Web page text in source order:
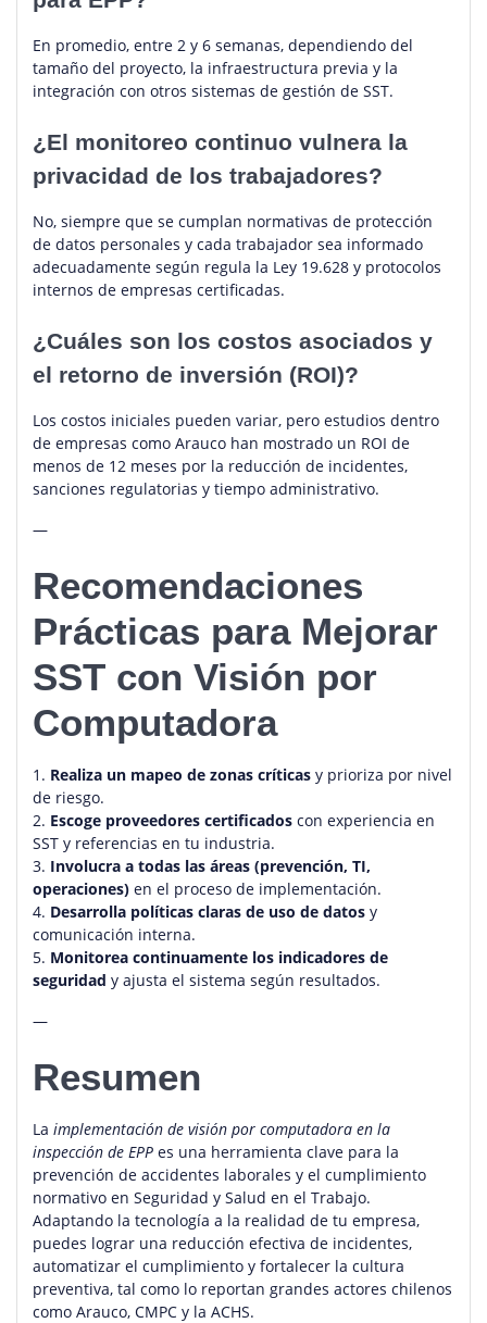
En promedio, entre 2 y 6 semanas, dependiendo del
tamaño del proyecto, la infraestructura previa y la
integración con otros sistemas de gestión de SST.
¿El monitoreo continuo vulnera la
privacidad de los trabajadores?
No, siempre que se cumplan normativas de protección
de datos personales y cada trabajador sea informado
adecuadamente según regula la Ley 19.628 y protocolos
internos de empresas certificadas.
¿Cuáles son los costos asociados y
el retorno de inversión (ROI)?
Los costos iniciales pueden variar, pero estudios dentro
de empresas como Arauco han mostrado un ROI de
menos de 12 meses por la reducción de incidentes,
sanciones regulatorias y tiempo administrativo.
—
Recomendaciones
Prácticas para Mejorar
SST con Visión por
Computadora
1. Realiza un mapeo de zonas críticas y prioriza por nivel
de riesgo.
2. Escoge proveedores certificados con experiencia en
SST y referencias en tu industria.
3. Involucra a todas las áreas (prevención, TI,
operaciones) en el proceso de implementación.
4. Desarrolla políticas claras de uso de datos y
comunicación interna.
5. Monitorea continuamente los indicadores de
seguridad y ajusta el sistema según resultados.
—
Resumen
La implementación de visión por computadora en la
inspección de EPP es una herramienta clave para la
prevención de accidentes laborales y el cumplimiento
normativo en Seguridad y Salud en el Trabajo.
Adaptando la tecnología a la realidad de tu empresa,
puedes lograr una reducción efectiva de incidentes,
automatizar el cumplimiento y fortalecer la cultura
preventiva, tal como lo reportan grandes actores chilenos
como Arauco, CMPC y la ACHS.